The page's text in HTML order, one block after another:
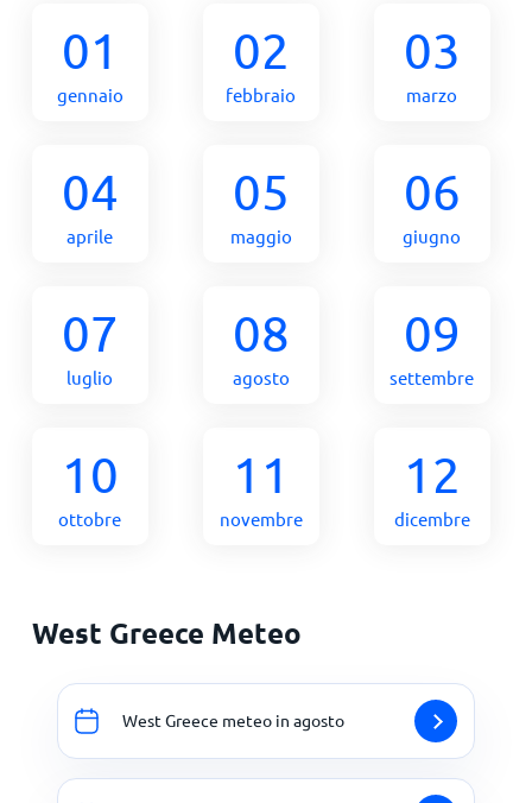
01
gennaio
02
febbraio
03
marzo
04
aprile
05
maggio
06
giugno
07
luglio
08
agosto
09
settembre
10
ottobre
11
novembre
12
dicembre
West Greece Meteo
West Greece meteo in agosto